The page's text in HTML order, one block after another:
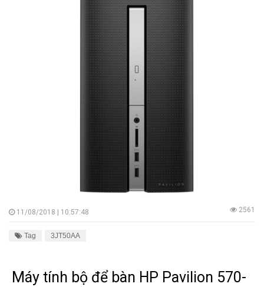
11/08/2018 | 10:57:48 2561
Tag 3JT50AA
Máy tính bộ để bàn HP Pavilion 570-